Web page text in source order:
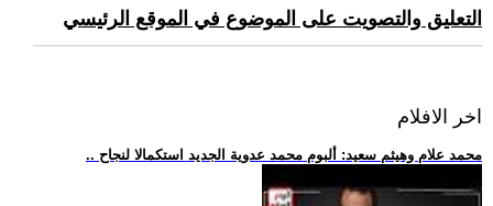
التعليق والتصويت على الموضوع في الموقع الرئيسي
اخر الافلام
.. محمد علام وهيثم سعيد: ألبوم محمد عدوية الجديد استكمالا لنجاح